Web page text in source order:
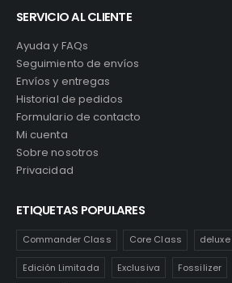
SERVICIO AL CLIENTE
Ayuda y FAQs
Seguimiento de envíos
Envíos y entregas
Historial de pedidos
Formulario de contacto
Mi cuenta
Sobre nosotros
Privacidad
ETIQUETAS POPULARES
Commander Class Core Class deluxe
Edición Limitada Exclusiva Fossilizer